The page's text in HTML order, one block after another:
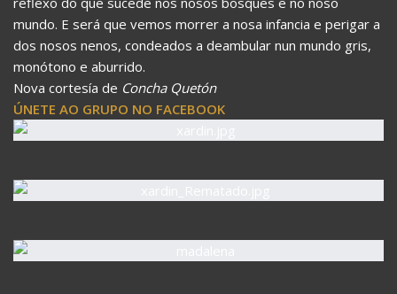
mundo. E será que vemos morrer a nosa infancia e perigar a
dos nosos nenos, condeados a deambular nun mundo gris,
monótono e aburrido.
Nova cortesía de Concha Quetón
ÚNETE AO GRUPO NO FACEBOOK